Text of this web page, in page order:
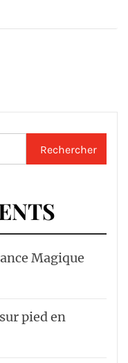
Magique
pied en